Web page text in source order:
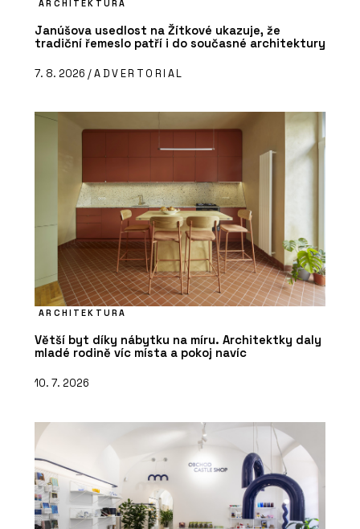
ARCHITEKTURA
Janúšova usedlost na Žítkové ukazuje, že
tradiční řemeslo patří i do současné architektury
7. 8. 2026 /ADVERTORIAL
ARCHITEKTURA
Větší byt díky nábytku na míru. Architektky daly
mladé rodině víc místa a pokoj navíc
10. 7. 2026